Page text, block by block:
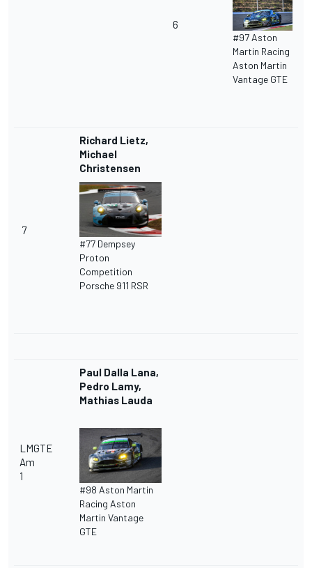
6
#97 Aston
Martin Racing
Aston Martin
Vantage GTE
7
Richard Lietz,
Michael
Christensen
#77 Dempsey
Proton
Competition
Porsche 911 RSR
LMGTE
Am
1
Paul Dalla Lana,
Pedro Lamy,
Mathias Lauda
#98 Aston Martin
Racing Aston
Martin Vantage
GTE